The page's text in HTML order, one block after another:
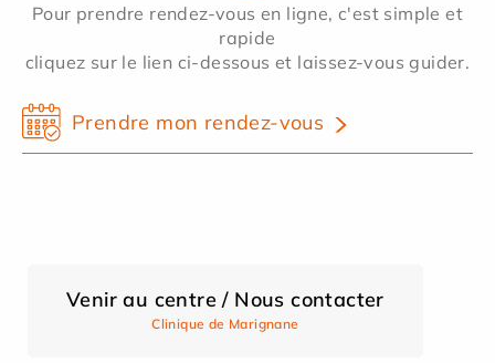
Pour prendre rendez-vous en ligne, c'est simple et
rapide
cliquez sur le lien ci-dessous et laissez-vous guider.
Prendre mon rendez-vous
Venir au centre / Nous contacter
Clinique de Marignane